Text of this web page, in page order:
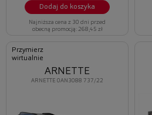
Dodaj do koszyka
Najniższa cena z 30 dni przed
obecną promocją: 268,45 zł
Przymierz
wirtualnie
ARNETTE 0AN3088 737/22
ARNETTE